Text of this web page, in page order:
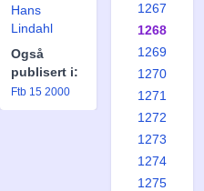
Hans
Lindahl
Også
publisert i:
Ftb 15 2000
1267
1268
1269
1270
1271
1272
1273
1274
1275